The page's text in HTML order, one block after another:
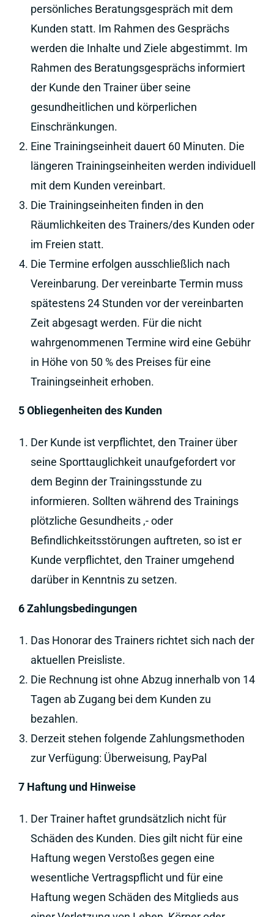
persönliches Beratungsgespräch mit dem
Kunden statt. Im Rahmen des Gesprächs
werden die Inhalte und Ziele abgestimmt. Im
Rahmen des Beratungsgesprächs informiert
der Kunde den Trainer über seine
gesundheitlichen und körperlichen
Einschränkungen.
Eine Trainingseinheit dauert 60 Minuten. Die
längeren Trainingseinheiten werden individuell
mit dem Kunden vereinbart.
Die Trainingseinheiten finden in den
Räumlichkeiten des Trainers/des Kunden oder
im Freien statt.
Die Termine erfolgen ausschließlich nach
Vereinbarung. Der vereinbarte Termin muss
spätestens 24 Stunden vor der vereinbarten
Zeit abgesagt werden. Für die nicht
wahrgenommenen Termine wird eine Gebühr
in Höhe von 50 % des Preises für eine
Trainingseinheit erhoben.
5 Obliegenheiten des Kunden
Der Kunde ist verpflichtet, den Trainer über
seine Sporttauglichkeit unaufgefordert vor
dem Beginn der Trainingsstunde zu
informieren. Sollten während des Trainings
plötzliche Gesundheits ,- oder
Befindlichkeitsstörungen auftreten, so ist er
Kunde verpflichtet, den Trainer umgehend
darüber in Kenntnis zu setzen.
6 Zahlungsbedingungen
Das Honorar des Trainers richtet sich nach der
aktuellen Preisliste.
Die Rechnung ist ohne Abzug innerhalb von 14
Tagen ab Zugang bei dem Kunden zu
bezahlen.
Derzeit stehen folgende Zahlungsmethoden
zur Verfügung: Überweisung, PayPal
7 Haftung und Hinweise
Der Trainer haftet grundsätzlich nicht für
Schäden des Kunden. Dies gilt nicht für eine
Haftung wegen Verstoßes gegen eine
wesentliche Vertragspflicht und für eine
Haftung wegen Schäden des Mitglieds aus